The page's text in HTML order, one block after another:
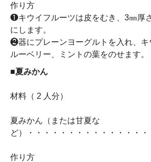
作り方
❶キウイフルーツは皮をむき、3㎜厚
にします。
❷器にプレーンヨーグルトを入れ、キ
ルーベリー、ミントの葉をのせます。
■夏みかん
材料（ 2 人分）
夏みかん（または甘夏な
ど）・・・・・・・・・・・・・・
作り方